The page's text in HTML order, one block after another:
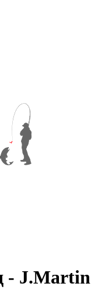
- J.Martin